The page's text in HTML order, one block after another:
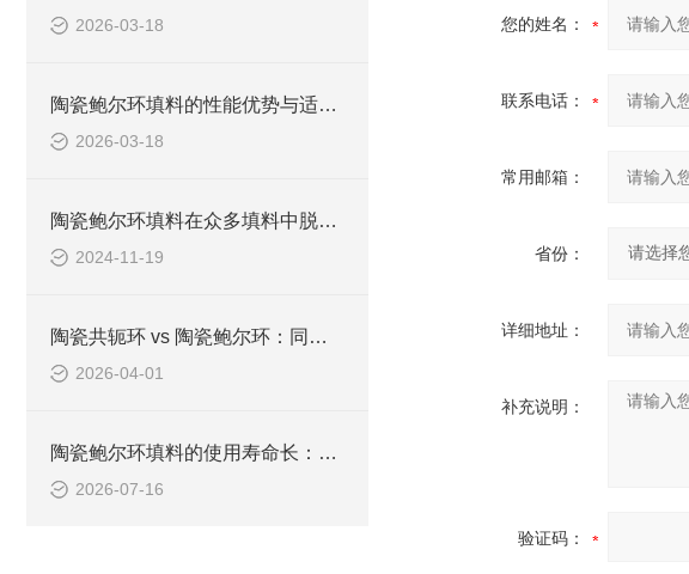
2026-03-18
陶瓷鲍尔环填料的性能优势与适用场景
2026-03-18
陶瓷鲍尔环填料在众多填料中脱颖而出
2024-11-19
陶瓷共轭环 vs 陶瓷鲍尔环：同是高效填料，该怎么选？
2026-04-01
陶瓷鲍尔环填料的使用寿命长：是适合连续运行的工业装置
2026-07-16
您的姓名：
联系电话：
常用邮箱：
省份：
详细地址：
补充说明：
验证码：